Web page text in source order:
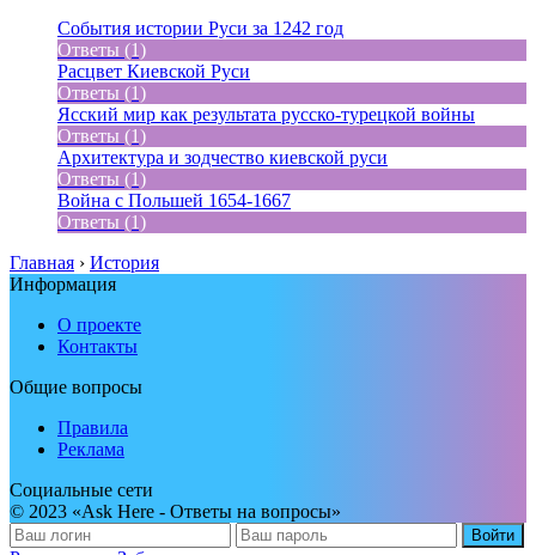
События истории Руси за 1242 год
Ответы (1)
Расцвет Киевской Руси
Ответы (1)
Ясский мир как результата русско-турецкой войны
Ответы (1)
Архитектура и зодчество киевской руси
Ответы (1)
Война с Польшей 1654-1667
Ответы (1)
Главная › История
Информация
О проекте
Контакты
Общие вопросы
Правила
Реклама
Социальные сети
© 2023 «Ask Here - Ответы на вопросы»
Войти